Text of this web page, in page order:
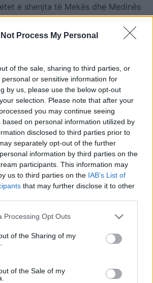
Not Process My Personal
of the sale, sharing to third parties, or
or sensitive information for
by us, please use the below opt-out
selection. Please note that after your
you may continue seeing
based on personal information utilized by
disclosed to third parties prior to
separately opt-out of the further
information by third parties on the
participants. This information may
us to third parties on the IAB’s List of
that may further disclose it to other
Processing Opt Outs
of the Sharing of my
of the Sale of my
e shenjta të Mekës dhe Medinës
në 300 km/orë, me trena që
dhe temperaturën e shkretëtirës.
vitin
përplasen me njëri-tjetrin,